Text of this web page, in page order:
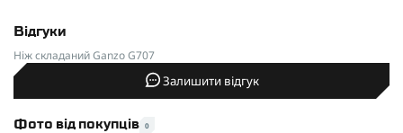
Відгуки
Ніж складаний Ganzo G707
Залишити відгук
Фото від покупців 0